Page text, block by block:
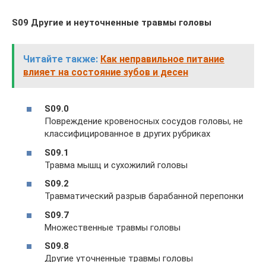
S09 Другие и неуточненные травмы головы
Читайте также: Как неправильное питание
влияет на состояние зубов и десен
S09.0
Повреждение кровеносных сосудов головы, не
классифицированное в других рубриках
S09.1
Травма мышц и сухожилий головы
S09.2
Травматический разрыв барабанной перепонки
S09.7
Множественные травмы головы
S09.8
Другие уточненные травмы головы